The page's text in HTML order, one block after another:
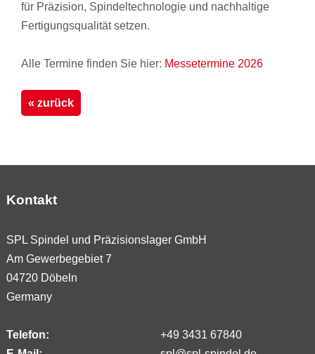
für Präzision, Spindeltechnologie und nachhaltige
Fertigungsqualität setzen.
Alle Termine finden Sie hier: Messetermine 2026
« zurück
Kontakt
SPL Spindel und Präzisionslager GmbH
Am Gewerbegebiet 7
04720 Döbeln
Germany
Telefon:
+49 3431 67840